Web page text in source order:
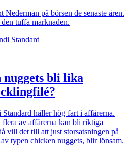
på börsen de senaste åren.
tuffa marknaden.
Standard
bli lika
håller hög fart i affärerna.
av affärerna kan bli riktiga
vill det till att just storsatsningen på
typen chicken nuggets, blir lönsam.